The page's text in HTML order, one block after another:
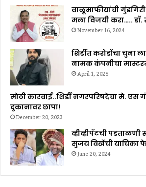
वाळूमाफीयांची
मला विजयी करा….. डॉ.
November 16, 2024
शिर्डीत करोडोंचा चुना
नामक कंपनीचा
April 1, 2025
मोठी कारवाई..शिर्डी नगरपरिषदेचा मे. एस
दुकानावर छापा!
December 20, 2023
व्हीव्हीपॅटची पडताळणी
सुजय विखेंची याचिका
June 20, 2024